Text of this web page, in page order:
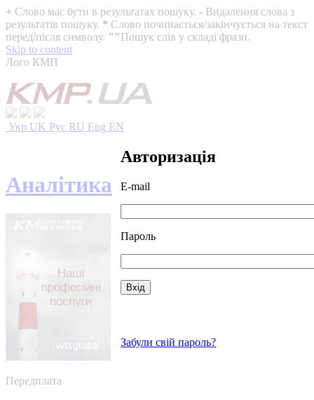
+ Слово має бути в результатах пошуку. - Видалення слова з
результатів пошуку. * Слово починається/закінчується на текст
перед/після символу. ""Пошук слів у складі фрази.
Skip to content
Лого КМП
Укр UK Рус RU Eng EN
Авторизація
E-mail
Пароль
Забули свій пароль?
Аналітика
Передплата